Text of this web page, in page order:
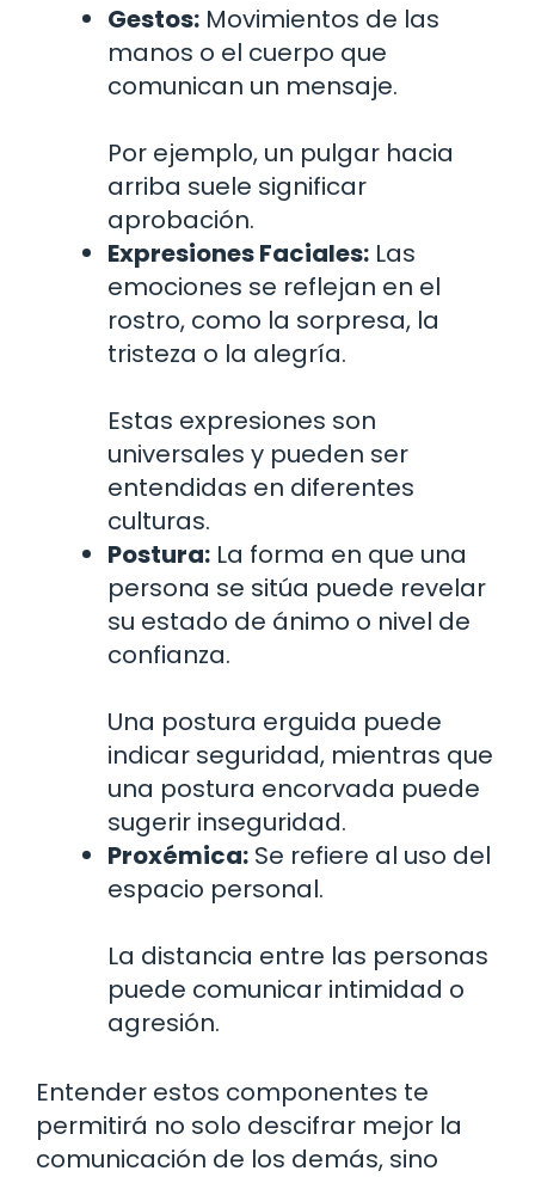
Gestos: Movimientos de las
manos o el cuerpo que
comunican un mensaje.
Por ejemplo, un pulgar hacia
arriba suele significar
aprobación.
Expresiones Faciales: Las
emociones se reflejan en el
rostro, como la sorpresa, la
tristeza o la alegría.
Estas expresiones son
universales y pueden ser
entendidas en diferentes
culturas.
Postura: La forma en que una
persona se sitúa puede revelar
su estado de ánimo o nivel de
confianza.
Una postura erguida puede
indicar seguridad, mientras que
una postura encorvada puede
sugerir inseguridad.
Proxémica: Se refiere al uso del
espacio personal.
La distancia entre las personas
puede comunicar intimidad o
agresión.
Entender estos componentes te
permitirá no solo descifrar mejor la
comunicación de los demás, sino